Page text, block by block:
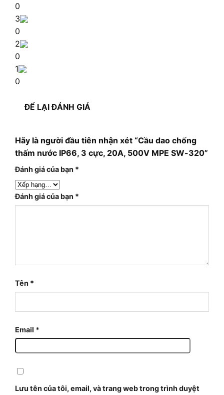
0
3
0
2
0
1
0
ĐỂ LẠI ĐÁNH GIÁ
Hãy là người đầu tiên nhận xét “Cầu dao chống
thấm nước IP66, 3 cực, 20A, 500V MPE SW-320”
Đánh giá của bạn *
Đánh giá của bạn *
Tên *
Email *
Lưu tên của tôi, email, và trang web trong trình duyệt